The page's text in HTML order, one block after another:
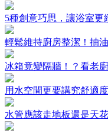
5種創意巧思，讓浴室更
輕鬆維持廚房整潔！抽
冰箱竟變隔牆！？看老
用水空間更要講究舒適度
水管應該走地板還是天